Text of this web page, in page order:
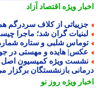
ویژهاقتصاد آزاد
از کلاف سردرگم
گران شد؛ ماجرا چیست؟
شلبی و ستاره شماره 10 پرسپولیس!
هایده و مهستی در
بازنشستگان برگزار می
ویژهروز نو